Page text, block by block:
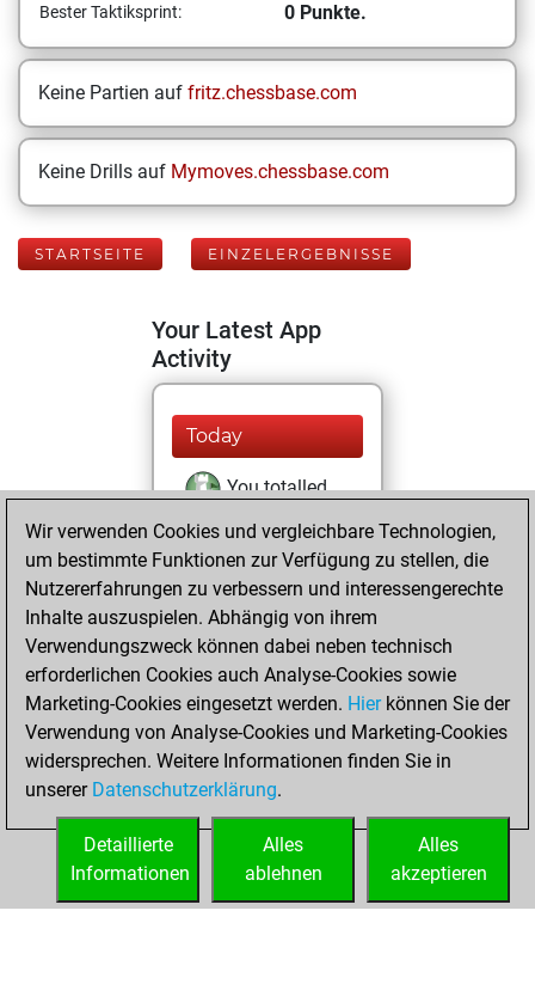
Bester Taktiksprint: 0 Punkte.
Keine Partien auf fritz.chessbase.com
Keine Drills auf Mymoves.chessbase.com
STARTSEITE EINZELERGEBNISSE
Your Latest App
Activity
Today
You totalled
4508 tactics
positions
Tactics
You solved
1863 tactics
positions
You achieved
an Elo of 2017 in
tactics positions
You are ranked
Solving
Wir verwenden Cookies und vergleichbare Technologien,
um bestimmte Funktionen zur Verfügung zu stellen, die
Nutzererfahrungen zu verbessern und interessengerechte
Inhalte auszuspielen. Abhängig von ihrem
Verwendungszweck können dabei neben technisch
erforderlichen Cookies auch Analyse-Cookies sowie
Marketing-Cookies eingesetzt werden. Hierkönnen Sie der
Verwendung von Analyse-Cookies und Marketing-Cookies
widersprechen. Weitere Informationen finden Sie in
unserer Datenschutzerklärung.
Alles
akzeptieren
Alles
ablehnen
Detaillierte
Informationen